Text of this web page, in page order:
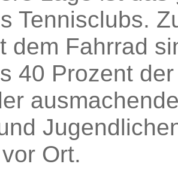
Tennisclubs.
dem Fahrrad
40 Prozent der
Ort.